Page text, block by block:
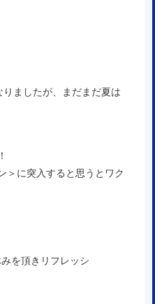
ましたが、まだまだ夏は
＞に突入すると思うとワク
を頂きリフレッシ